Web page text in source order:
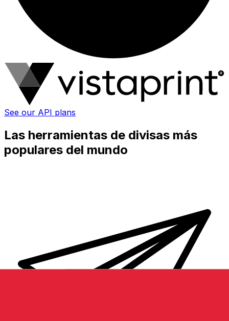
See our API plans
Las herramientas de divisas más
populares del mundo